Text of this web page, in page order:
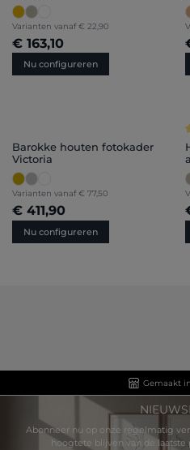
Varianten vanaf € 22,90
€ 163,10
Nu configureren
Barokke houten fotokader
Victoria
Varianten vanaf € 77,50
€ 411,90
Nu configureren
Gemaakt
Abonneer nu op onze regelmatig
hoogtete blijven van de